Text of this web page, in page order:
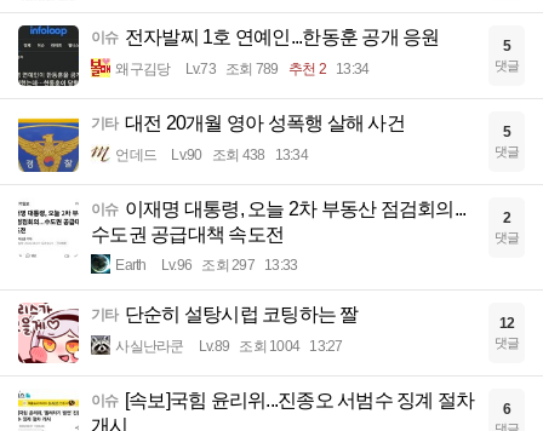
이슈 전자발찌 1호 연예인...한동훈 공개 응원
왜구김당 Lv.73 조회 789 추천 2 13:34
5
댓글
기타 대전 20개월 영아 성폭행 살해 사건
언데드 Lv.90 조회 438 13:34
5
댓글
이슈 이재명 대통령, 오늘 2차 부동산 점검회의...
수도권 공급대책 속도전
Earth Lv.96 조회 297 13:33
2
댓글
기타 단순히 설탕시럽 코팅하는 짤
사실난라쿤 Lv.89 조회 1004 13:27
12
댓글
이슈 [속보]국힘 윤리위...진종오 서범수 징계 절차
개시
6